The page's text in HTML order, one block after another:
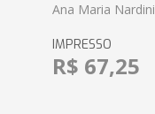
Ana Maria Nardini
IMPRESSO
R$ 67,25